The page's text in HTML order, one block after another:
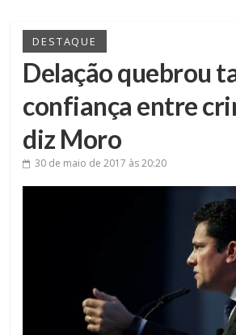
DESTAQUE
Delação quebrou
confiança entre
diz Moro
30 de maio de 2017 às 20:20